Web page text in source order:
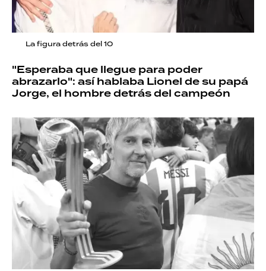
La figura detrás del 10
"Esperaba que llegue para poder
abrazarlo": así hablaba Lionel de su papá
Jorge, el hombre detrás del campeón